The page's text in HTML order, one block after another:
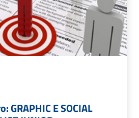
GRAPHIC E SOCIAL